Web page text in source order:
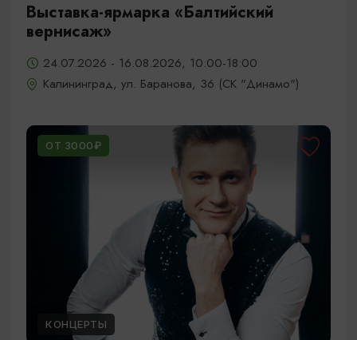
Выставка-ярмарка «Балтийский
вернисаж»
24.07.2026 - 16.08.2026, 10:00-18:00
Калининград, ул. Баранова, 36 (СК "Динамо")
ОТ 3000₽
КОНЦЕРТЫ